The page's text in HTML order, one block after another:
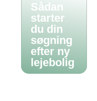
Sådan
starter
du din
søgning
efter ny
lejebolig